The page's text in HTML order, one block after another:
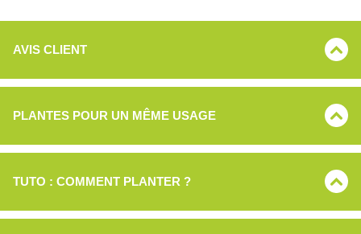
AVIS CLIENT
PLANTES POUR UN MÊME USAGE
TUTO : COMMENT PLANTER ?